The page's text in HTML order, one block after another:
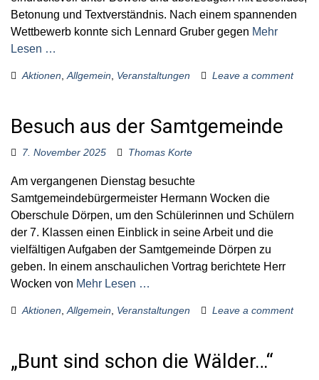
Betonung und Textverständnis. Nach einem spannenden
Wettbewerb konnte sich Lennard Gruber gegen Mehr
Lesen …
Aktionen Allgemein Veranstaltungen Leave a comment
Besuch aus der Samtgemeinde
7. November 2025 Thomas Korte
Am vergangenen Dienstag besuchte
Samtgemeindebürgermeister Hermann Wocken die
Oberschule Dörpen, um den Schülerinnen und Schülern
der 7. Klassen einen Einblick in seine Arbeit und die
vielfältigen Aufgaben der Samtgemeinde Dörpen zu
geben. In einem anschaulichen Vortrag berichtete Herr
Wocken von Mehr Lesen …
Aktionen Allgemein Veranstaltungen Leave a comment
„Bunt sind schon die Wälder…“